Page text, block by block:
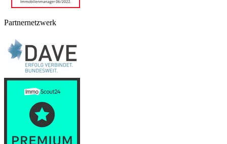
Partnernetzwerk